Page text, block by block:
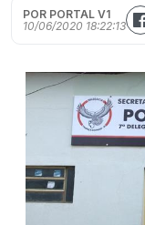
POR PORTAL V1
10/06/2020 18:22:13